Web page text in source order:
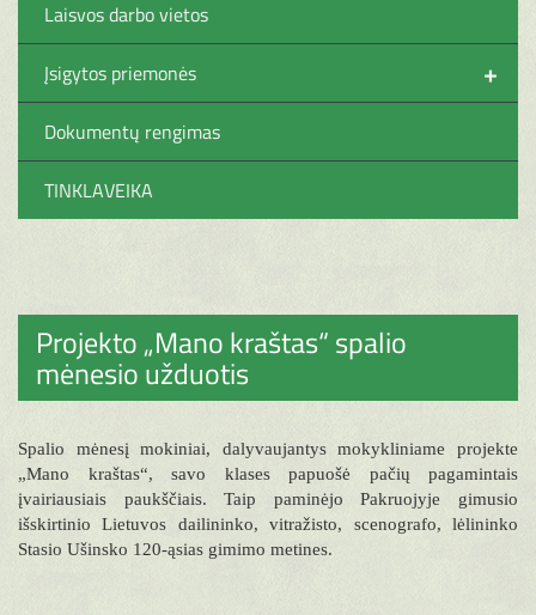
Laisvos darbo vietos
+
Įsigytos priemonės
Dokumentų rengimas
TINKLAVEIKA
Projekto „Mano kraštas“ spalio
mėnesio užduotis
Spalio mėnesį mokiniai, dalyvaujantys mokykliniame projekte
„Mano kraštas“, savo klases papuošė pačių pagamintais
įvairiausiais paukščiais. Taip paminėjo Pakruojyje gimusio
išskirtinio Lietuvos dailininko, vitražisto, scenografo, lėlininko
Stasio Ušinsko 120-ąsias gimimo metines.